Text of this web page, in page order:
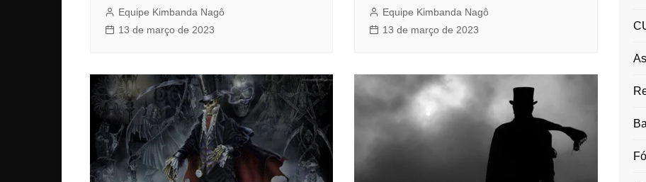
Equipe Kimbanda Nagô
13 de março de 2023
Equipe Kimbanda Nagô
13 de março de 2023